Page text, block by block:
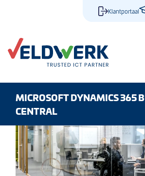
Klantportaal
MICROSOFT DYNAMICS 365
CENTRAL